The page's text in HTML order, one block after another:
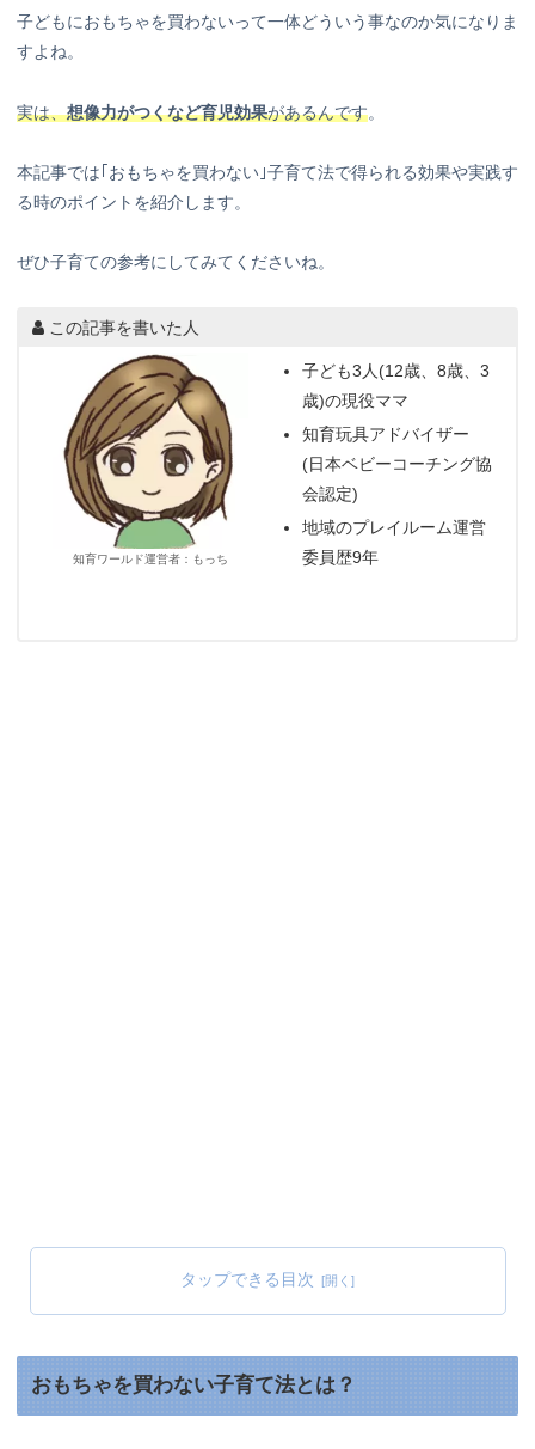
子どもにおもちゃを買わないって一体どういう事なのか気になりま
すよね。
実は、想像力がつくなど育児効果があるんです。
本記事では｢おもちゃを買わない｣子育て法で得られる効果や実践す
る時のポイントを紹介します。
ぜひ子育ての参考にしてみてくださいね。
この記事を書いた人
知育ワールド運営者：もっち
子ども3人(12歳、8歳、3
歳)の現役ママ
知育玩具アドバイザー
(日本ベビーコーチング協
会認定)
地域のプレイルーム運営
委員歴9年
タップできる目次
おもちゃを買わない子育て法とは？